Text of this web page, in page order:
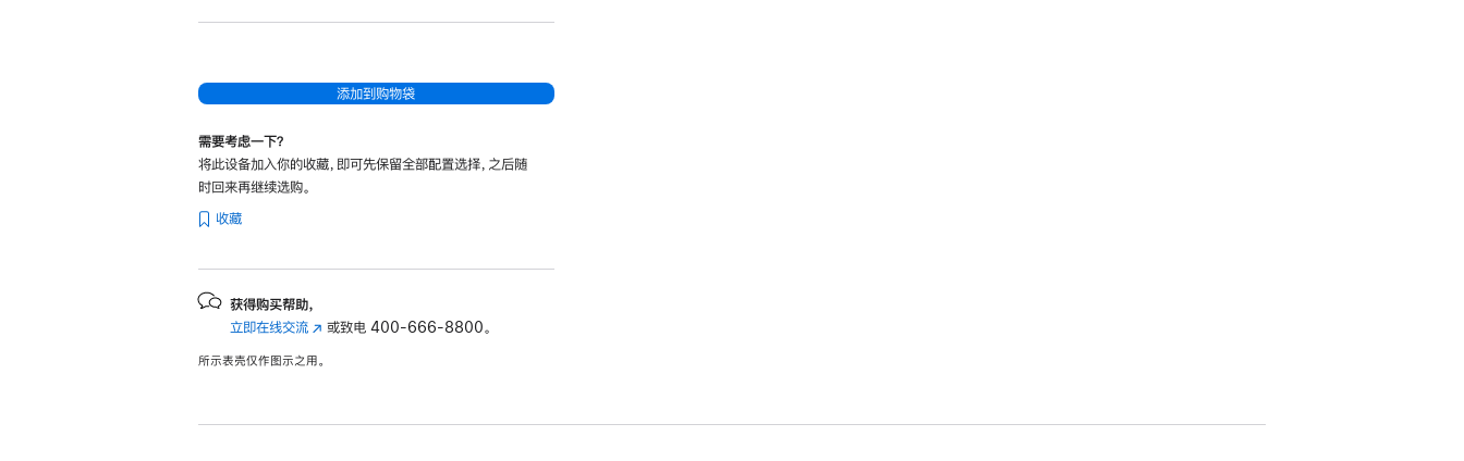
添加到购物袋
需要考虑一下？
将此设备加入你的收藏，即可先保留全部配置选择，之后随
时回来再继续选购。
收藏
获得购买帮助，
立即在线交流 (在 或致电400-666-8800。
所示表壳仅作图示之用。